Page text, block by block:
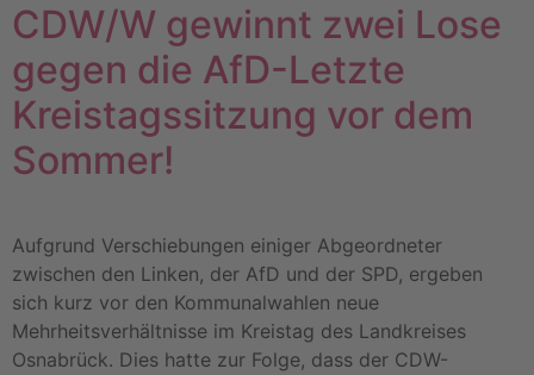
CDW/W gewinnt zwei Lose
gegen die AfD-Letzte
Kreistagssitzung vor dem
Sommer!
Aufgrund Verschiebungen einiger Abgeordneter
zwischen den Linken, der AfD und der SPD, ergeben
sich kurz vor den Kommunalwahlen neue
Mehrheitsverhältnisse im Kreistag des Landkreises
Osnabrück. Dies hatte zur Folge, dass der CDW-